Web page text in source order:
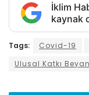
İklim
kaynak
Tags: Covid-19
Ulusal Katkı